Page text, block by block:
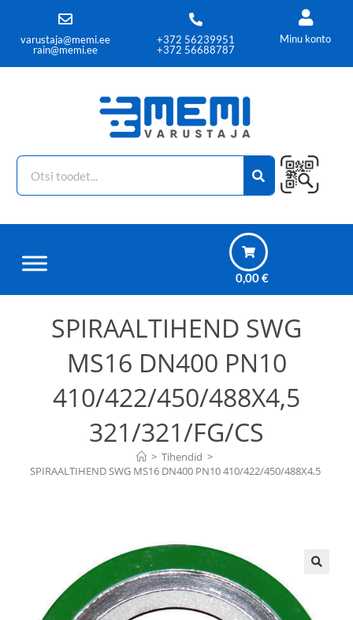
varustaja@memi.ee
rain@memi.ee
+372 56239951
+372 56688787
Minu konto
0,00€
SPIRAALTIHEND SWG
MS16 DN400 PN10
410/422/450/488X4,5
321/321/FG/CS
> Tihendid >
SPIRAALTIHEND SWG MS16 DN400 PN10 410/422/450/488X4,5